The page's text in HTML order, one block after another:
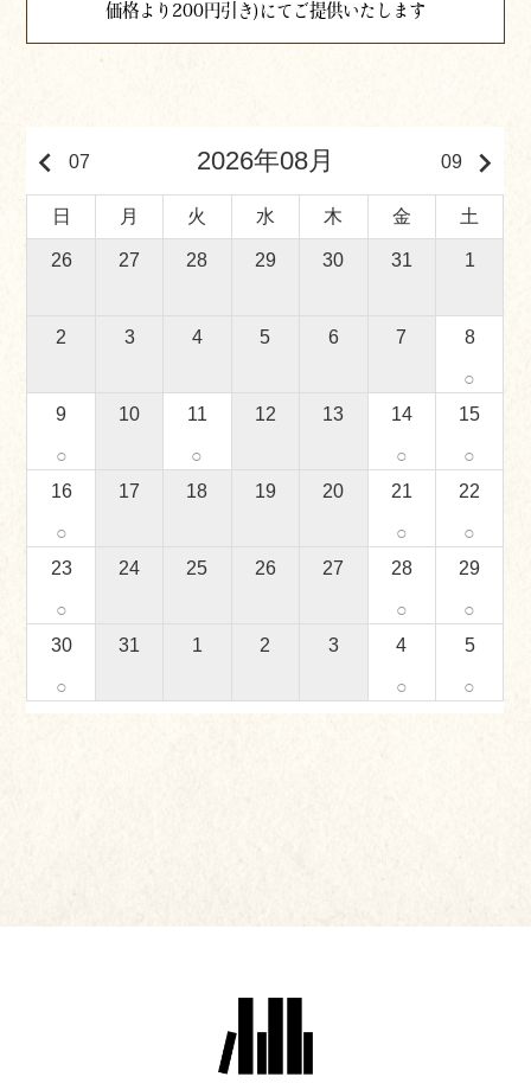
価格より200円引き)にてご提供いたします
keyboard_arrow_left 07 2026年08月 09 keyboard_arrow_right
日 月 火 水 木 金 土
26 27 28 29 30 31 1
2 3 4 5 6 7 8
○
9
○
10 11
○
12 13 14
○
15
○
16
○
17 18 19 20 21
○
22
○
23
○
24 25 26 27 28
○
29
○
30
○
31 1 2 3 4
○
5
○